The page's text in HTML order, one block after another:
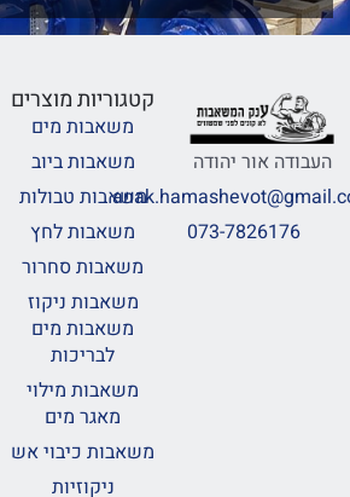
העבודה אור יהודה
073-7826176
קטגוריות מוצרים
משאבות מים
משאבות ביוב
משאבות טבולות
משאבות לחץ
משאבות סחרור
משאבות ניקוז
משאבות מים
לבריכות
משאבות מילוי
מאגר מים
משאבות כיבוי אש
ניקוזיות